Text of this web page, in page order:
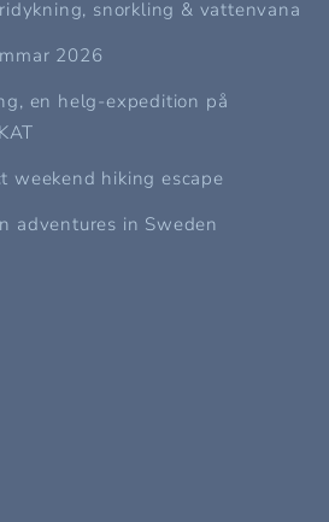
snorkling & vattenvana
2026
en helg-expedition på
weekend hiking escape
adventures in Sweden